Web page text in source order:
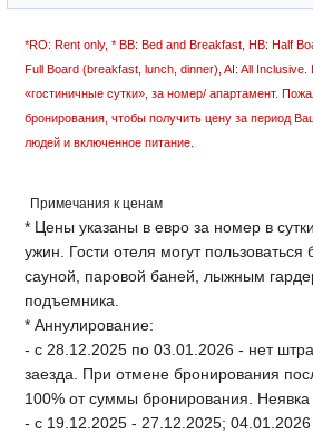
*RO: Rent only, * BB: Bed and Breakfast, HB: Half
Full Board (breakfast, lunch, dinner), AI: All
«гостиничные сутки», за номер/ апартамент.
бронирования, чтобы получить цену за период
людей и включенное питание.
Примечания к ценам
* Цены указаны в евро за номер в
ужин. Гости отеля могут
сауной, паровой баней, лыжным
подъемника.
* Аннулирование:
- с 28.12.2025 по 03.01.2026 - нет
заезда. При отмене бронирования
100% от суммы бронирования. Неявка
- с 19.12.2025 - 27.12.2025;